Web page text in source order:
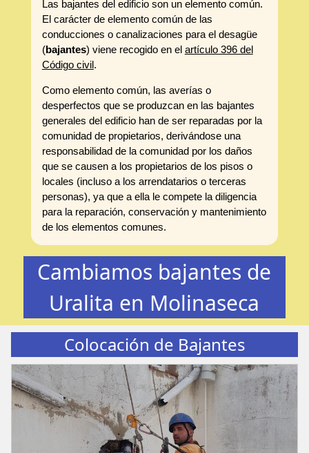
Las bajantes del edificio son un elemento común.
El carácter de elemento común de las
conducciones o canalizaciones para el desagüe
(bajantes) viene recogido en el artículo 396 del
Código civil.
Como elemento común, las averías o
desperfectos que se produzcan en las bajantes
generales del edificio han de ser reparadas por la
comunidad de propietarios, derivándose una
responsabilidad de la comunidad por los daños
que se causen a los propietarios de los pisos o
locales (incluso a los arrendatarios o terceras
personas), ya que a ella le compete la diligencia
para la reparación, conservación y mantenimiento
de los elementos comunes.
Cambiamos bajantes de
Uralita en Molinaseca
Colocación de Bajantes